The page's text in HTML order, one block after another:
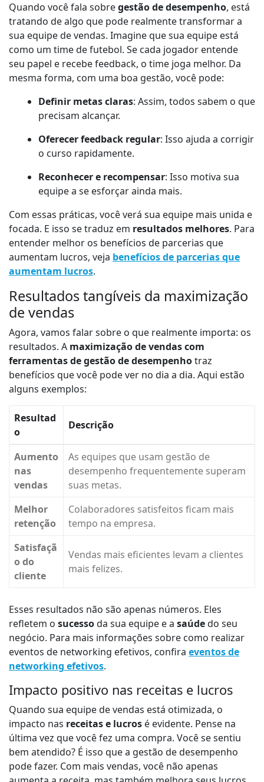
Quando você fala sobregestão de desempenho, está
tratando de algo que pode realmente transformar a
sua equipe de vendas. Imagine que sua equipe está
como um time de futebol. Se cada jogador entende
seu papel e recebe feedback, o time joga melhor. Da
mesma forma, com uma boa gestão, você pode:
Definir metas claras: Assim, todos sabem o que
precisam alcançar.
Oferecer feedback regular: Isso ajuda a corrigir
o curso rapidamente.
Reconhecer e recompensar: Isso motiva sua
equipe a se esforçar ainda mais.
Com essas práticas, você verá sua equipe mais unida e
focada. E isso se traduz em resultados melhores. Para
entender melhor os benefícios de parcerias que
aumentam lucros, veja benefícios de parcerias que
aumentam lucros.
Resultados tangíveis da maximização
de vendas
Agora, vamos falar sobre o que realmente importa: os
resultados. A maximização de vendas com
ferramentas de gestão de desempenhotraz
benefícios que você pode ver no dia a dia. Aqui estão
alguns exemplos:
Resultad
o
Descrição
Aumento
nas
vendas
As equipes que usam gestão de
desempenho frequentemente superam
suas metas.
Melhor
retenção
Colaboradores satisfeitos ficam mais
tempo na empresa.
Satisfaçã
o do
cliente
Vendas mais eficientes levam a clientes
mais felizes.
Esses resultados não são apenas números. Eles
refletem o sucessoda sua equipe e a saúdedo seu
negócio. Para mais informações sobre como realizar
eventos de networking efetivos, confira eventos de
networking efetivos.
Impacto positivo nas receitas e lucros
Quando sua equipe de vendas está otimizada, o
impacto nas receitas e lucros é evidente. Pense na
última vez que você fez uma compra. Você se sentiu
bem atendido? É isso que a gestão de desempenho
pode fazer. Com mais vendas, você não apenas